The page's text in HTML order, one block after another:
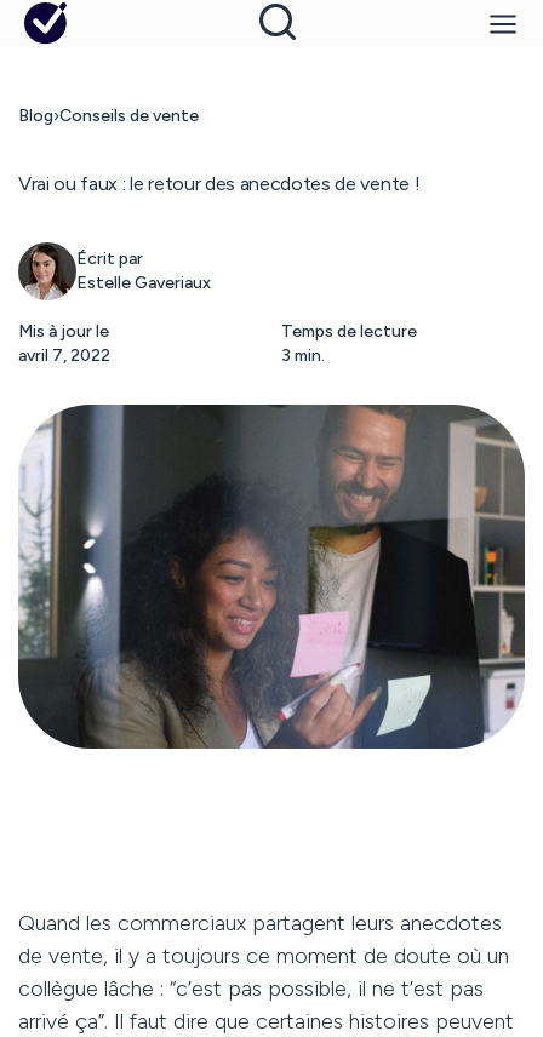
Blog›Conseils de vente
Vrai ou faux : le retour des anecdotes de vente !
Écrit par
Estelle Gaveriaux
Mis à jour le
avril 7, 2022
Temps de lecture
3 min.
Quand les commerciaux partagent leurs anecdotes
de vente, il y a toujours ce moment de doute où un
collègue lâche : “c’est pas possible, il ne t’est pas
arrivé ça”. Il faut dire que certaines histoires peuvent